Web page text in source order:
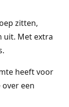
zitten,
uit. Met extra
heeft voor
een